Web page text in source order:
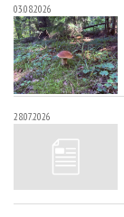
03.08.2026
28.07.2026